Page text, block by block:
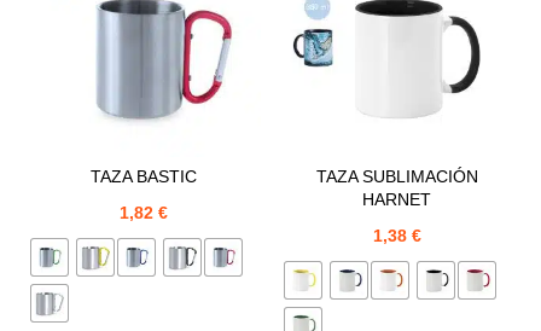
TAZA BASTIC
1,82€
TAZA SUBLIMACIÓN
HARNET
1,38 €